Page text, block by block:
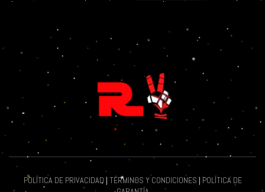
POLÍTICA DE PRIVACIDAD | TÉRMINOS Y CONDICIONES | POLÍTICA DE